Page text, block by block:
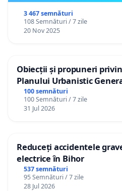
3 467 semnături
108 Semnături / 7 zile
20 Nov 2025
Obiecții și propuneri
Planului Urbanistic
100 semnături
100 Semnături / 7 zile
31 Jul 2026
Reduceți accidentele
electrice în Bihor
537 semnături
95 Semnături / 7 zile
28 Jul 2026